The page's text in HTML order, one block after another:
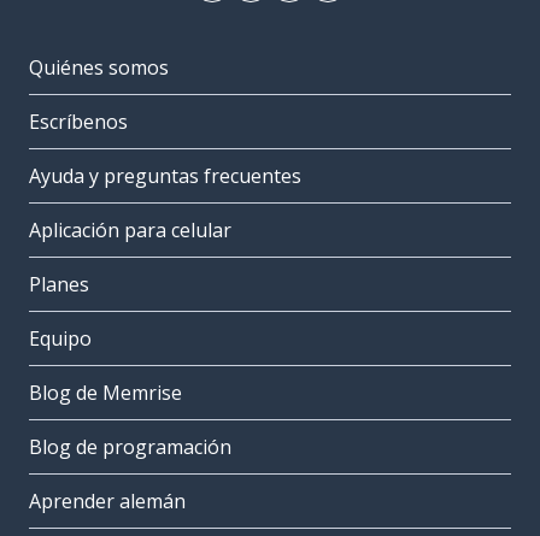
Quiénes somos
Escríbenos
Ayuda y preguntas frecuentes
Aplicación para celular
Planes
Equipo
Blog de Memrise
Blog de programación
Aprender alemán